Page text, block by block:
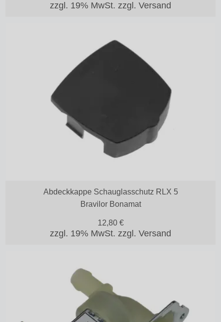
zzgl. 19% MwSt. zzgl. Versand
Abdeckkappe Schauglasschutz RLX 5
Bravilor Bonamat
zzgl. 19% MwSt. zzgl. Versand
12,80€